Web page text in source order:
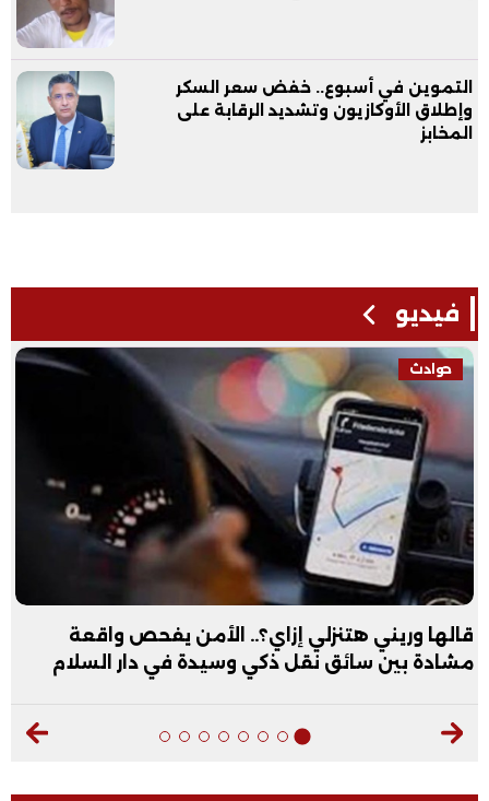
التموين في أسبوع.. خفض سعر السكر
وإطلاق الأوكازيون وتشديد الرقابة على
المخابز
فيديو
حوادث
قالها وريني هتنزلي إزاي؟.. الأمن يفحص واقعة
مشادة بين سائق نقل ذكي وسيدة في دار السلام